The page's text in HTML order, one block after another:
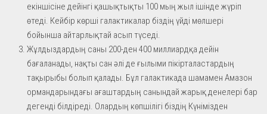
екіншісіне дейінгі қашықтықты 100 мың жыл ішінде жүріп
өтеді. Кейбір көрші галактикалар біздің үйді мөлшері
бойынша айтарлықтай асып түседі.
Жұлдыздардың саны 200-ден 400 миллиардқа дейін
бағаланады, нақты сан әлі де ғылыми пікірталастардың
тақырыбы болып қалады. Бұл галактикада шамамен Амазон
ормандарындағы ағаштардың санындай жарық денелері бар
дегенді білдіреді. Олардың көпшілігі біздің Күнімізден